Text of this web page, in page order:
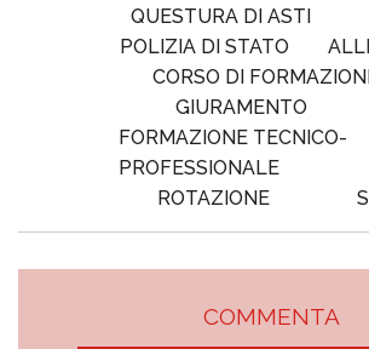
QUESTURA DI ASTI
POLIZIA DI STATO
CORSO DI
GIURAMENTO
FORMAZIONE TECNICO-
PROFESSIONALE
ROTAZIONE
COMMENTA